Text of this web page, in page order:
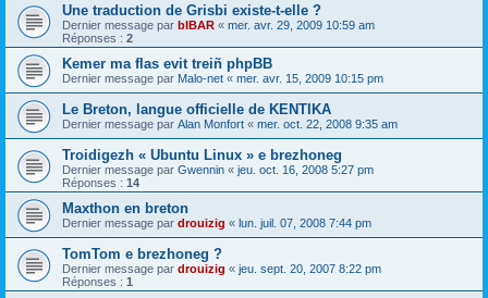
Une traduction de Grisbi existe-t-elle ?
Dernier message par bIBAR « mer. avr. 29, 2009 10:59 am
Réponses : 2
Kemer ma flas evit treiñ phpBB
Dernier message par Malo-net « mer. avr. 15, 2009 10:15 pm
Le Breton, langue officielle de KENTIKA
Dernier message par Alan Monfort « mer. oct. 22, 2008 9:35 am
Troidigezh « Ubuntu Linux » e brezhoneg
Dernier message par Gwennin « jeu. oct. 16, 2008 5:27 pm
Réponses : 14
Maxthon en breton
Dernier message par drouizig « lun. juil. 07, 2008 7:44 pm
TomTom e brezhoneg ?
Dernier message par drouizig « jeu. sept. 20, 2007 8:22 pm
Réponses : 1